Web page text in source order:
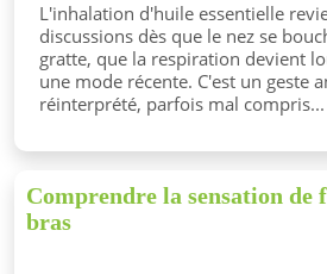
L'inhalation d'huile essentielle
discussions dès que le nez se
gratte, que la respiration devient
une mode récente. C'est un geste
réinterprété, parfois mal compris...
Comprendre la sensation de
bras